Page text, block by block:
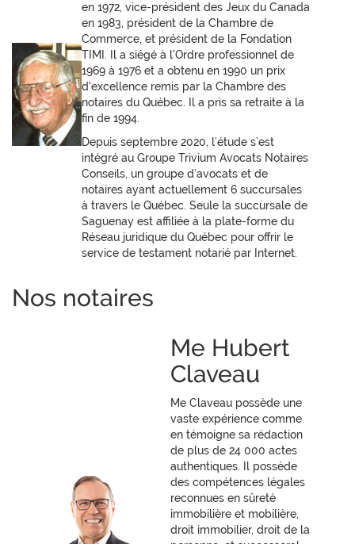
en 1972, vice-président des Jeux du Canada
en 1983, président de la Chambre de
Commerce, et président de la Fondation
TIMI. Il a siégé à l'Ordre professionnel de
1969 à 1976 et a obtenu en 1990 un prix
d'excellence remis par la Chambre des
notaires du Québec. Il a pris sa retraite à la
fin de 1994.
Depuis septembre 2020, l’étude s’est
intégré au Groupe Trivium Avocats Notaires
Conseils, un groupe d’avocats et de
notaires ayant actuellement 6 succursales
à travers le Québec. Seule la succursale de
Saguenay est affiliée à la plate-forme du
Réseau juridique du Québec pour offrir le
service de testament notarié par Internet.
Nos notaires
Me Hubert
Claveau
Me Claveau possède une
vaste expérience comme
en témoigne sa rédaction
de plus de 24 000 actes
authentiques. Il possède
des compétences légales
reconnues en sûreté
immobilière et mobilière,
droit immobilier, droit de la